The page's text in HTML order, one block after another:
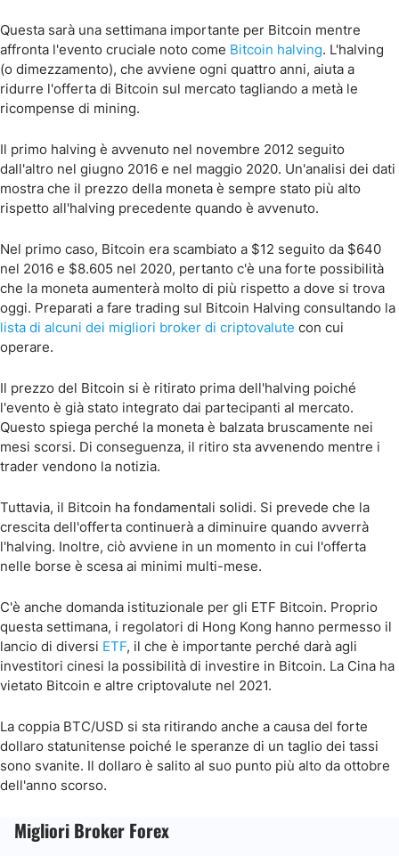
Questa sarà una settimana importante per Bitcoin mentre
affronta l'evento cruciale noto come Bitcoin halving. L'halving
(o dimezzamento), che avviene ogni quattro anni, aiuta a
ridurre l'offerta di Bitcoin sul mercato tagliando a metà le
ricompense di mining.
Il primo halving è avvenuto nel novembre 2012 seguito
dall'altro nel giugno 2016 e nel maggio 2020. Un'analisi dei dati
mostra che il prezzo della moneta è sempre stato più alto
rispetto all'halving precedente quando è avvenuto.
Nel primo caso, Bitcoin era scambiato a $12 seguito da $640
nel 2016 e $8.605 nel 2020, pertanto c'è una forte possibilità
che la moneta aumenterà molto di più rispetto a dove si trova
oggi. Preparati a fare trading sul Bitcoin Halving consultando la
lista di alcuni dei migliori broker di criptovalute con cui
operare.
Il prezzo del Bitcoin si è ritirato prima dell'halving poiché
l'evento è già stato integrato dai partecipanti al mercato.
Questo spiega perché la moneta è balzata bruscamente nei
mesi scorsi. Di conseguenza, il ritiro sta avvenendo mentre i
trader vendono la notizia.
Tuttavia, il Bitcoin ha fondamentali solidi. Si prevede che la
crescita dell'offerta continuerà a diminuire quando avverrà
l'halving. Inoltre, ciò avviene in un momento in cui l'offerta
nelle borse è scesa ai minimi multi-mese.
C'è anche domanda istituzionale per gli ETF Bitcoin. Proprio
questa settimana, i regolatori di Hong Kong hanno permesso il
lancio di diversi ETF, il che è importante perché darà agli
investitori cinesi la possibilità di investire in Bitcoin. La Cina ha
vietato Bitcoin e altre criptovalute nel 2021.
La coppia BTC/USD si sta ritirando anche a causa del forte
dollaro statunitense poiché le speranze di un taglio dei tassi
sono svanite. Il dollaro è salito al suo punto più alto da ottobre
dell'anno scorso.
Migliori Broker Forex